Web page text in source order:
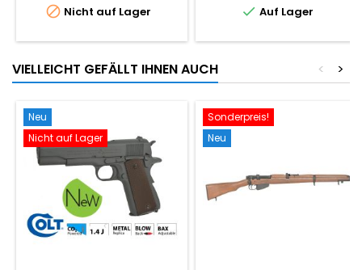
 Nicht auf Lager  Auf Lager
VIELLEICHT GEFÄLLT IHNEN AUCH >
<
Neu
Nicht auf Lager
Sonderpreis!
Neu